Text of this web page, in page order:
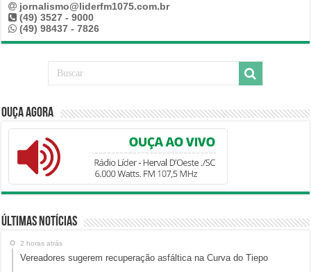
jornalismo@liderfm1075.com.br
(49) 3527 - 9000
(49) 98437 - 7826
Ouça Agora
Últimas Notícias
2 horas atrás
Vereadores sugerem recuperação asfáltica na Curva do Tiepo